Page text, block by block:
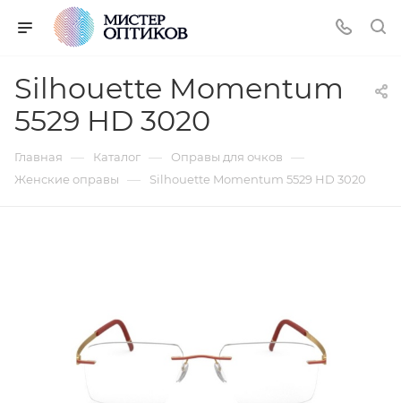
Silhouette Momentum
5529 HD 3020
Главная — Каталог — Оправы для очков —
Женские оправы — Silhouette Momentum 5529 HD 3020